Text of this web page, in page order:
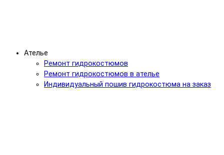
Ателье
Ремонт гидрокостюмов
Ремонт гидрокостюмов в ателье
Индивидуальный пошив гидрокостюма на заказ